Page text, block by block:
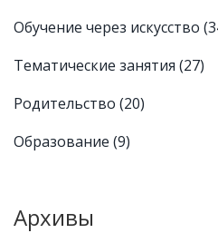
Обучение через искусство
Тематические занятия (27)
Родительство (20)
Образование (9)
Архивы